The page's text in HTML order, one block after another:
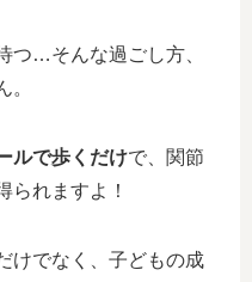
つ…そんな過ごし方、
。
ルで歩くだけで、関節
られますよ！
けでなく、子どもの成